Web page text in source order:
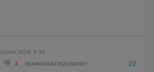
2024, 9:34
3 KOMENTARZ ZGŁOSZONY 22
miłego odkrywania Mazur na